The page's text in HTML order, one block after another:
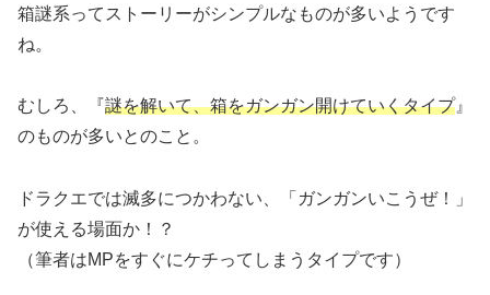
箱謎系ってストーリーがシンプルなものが多いようです
ね。
むしろ、『謎を解いて、箱をガンガン開けていくタイプ』
のものが多いとのこと。
ドラクエでは滅多につかわない、「ガンガンいこうぜ！」
が使える場面か！？
（筆者はMPをすぐにケチってしまうタイプです）